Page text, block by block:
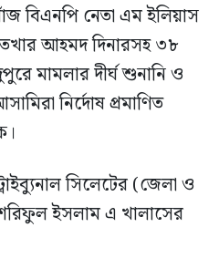
বিএনপি নেতা এম ইলিয়াস
আহমদ দিনারসহ ৩৮
মামলার দীর্ঘ শুনানি ও
নির্দোষ প্রমাণিত
সিলেটের (জেলা ও
ইসলাম এ খালাসের